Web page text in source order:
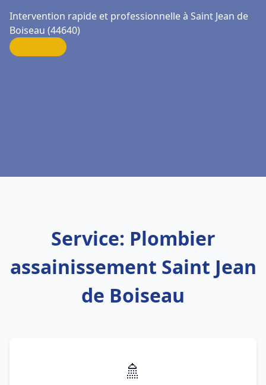
Intervention rapide et professionnelle à Saint Jean de
Boiseau (44640)
Service: Plombier
assainissement Saint Jean
de Boiseau
🚿